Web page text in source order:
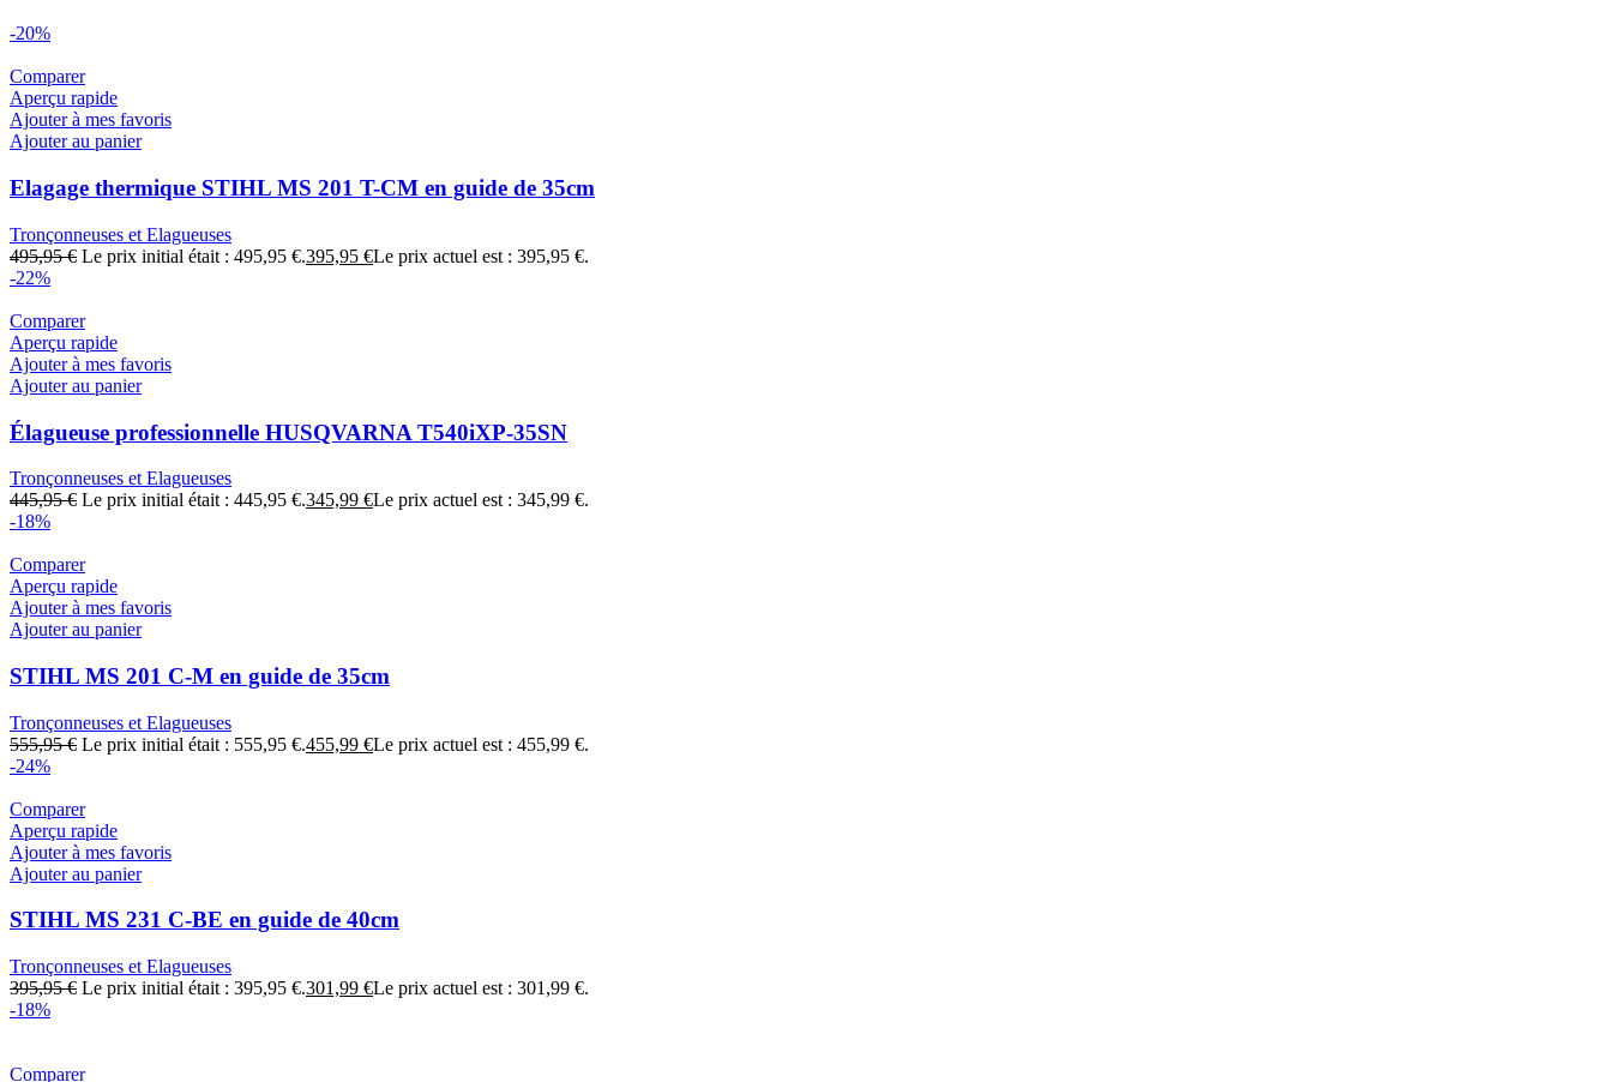
-20%
Comparer
Aperçu rapide
Ajouter à mes favoris
Ajouter au panier
Elagage thermique STIHL MS 201 T-CM en guide de 35cm
Tronçonneuses et Elagueuses
495,95€ Le prix initial était : 495,95 €.395,95 €Le prix actuel est : 395,95 €.
-22%
Comparer
Aperçu rapide
Ajouter à mes favoris
Ajouter au panier
Élagueuse professionnelle HUSQVARNA T540iXP-35SN
Tronçonneuses et Elagueuses
445,95€ Le prix initial était : 445,95 €.345,99 €Le prix actuel est : 345,99 €.
-18%
Comparer
Aperçu rapide
Ajouter à mes favoris
Ajouter au panier
STIHL MS 201 C-M en guide de 35cm
Tronçonneuses et Elagueuses
555,95€ Le prix initial était : 555,95 €.455,99 €Le prix actuel est : 455,99 €.
-24%
Comparer
Aperçu rapide
Ajouter à mes favoris
Ajouter au panier
STIHL MS 231 C-BE en guide de 40cm
Tronçonneuses et Elagueuses
395,95€ Le prix initial était : 395,95 €.301,99 €Le prix actuel est : 301,99 €.
-18%
Comparer